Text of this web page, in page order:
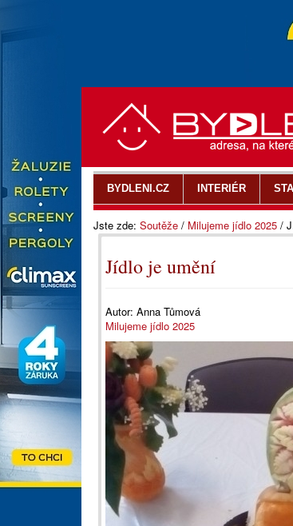
Jste zde: Soutěže / Milujeme jídlo 2025 /
Jídlo je umění
Autor: Anna Tůmová
Milujeme jídlo 2025
BYDLENI.CZ INTERIÉR